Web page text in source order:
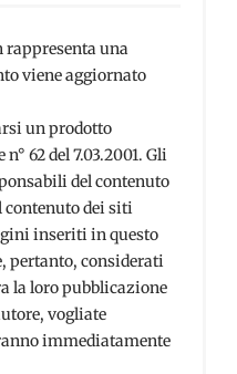
rappresenta una
viene aggiornato
un prodotto
62 del 7.03.2001. Gli
del contenuto
contenuto dei siti
inseriti in questo
pertanto, considerati
la loro pubblicazione
vogliate
immediatamente